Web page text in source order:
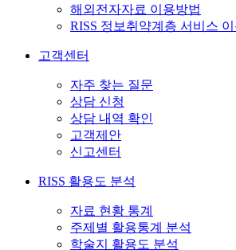
해외전자자료 이용방법
RISS 정보취약계층 서비스
고객센터
자주 찾는 질문
상담 신청
상담 내역 확인
고객제안
신고센터
RISS 활용도 분석
자료 현황 통계
주제별 활용통계 분석
학술지 활용도 분석